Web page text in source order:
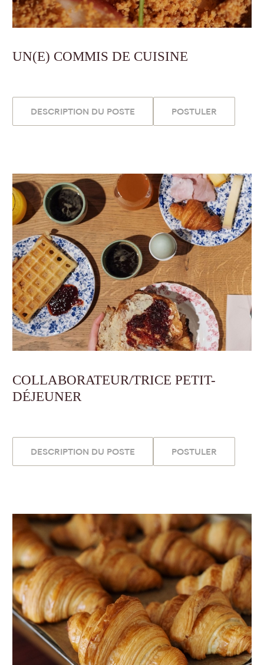
UN(E) COMMIS DE CUISINE
DESCRIPTION DU POSTE POSTULER
COLLABORATEUR/TRICE PETIT-
DÉJEUNER
DESCRIPTION DU POSTE POSTULER